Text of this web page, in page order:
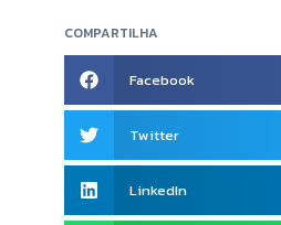
COMPARTILHA
Facebook
Twitter
LinkedIn